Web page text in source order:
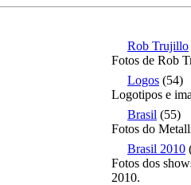
Rob Trujillo
Fotos de Rob
Logos (54)
Logotipos e
Brasil (55)
Fotos do
Brasil 2010
Fotos dos
2010.